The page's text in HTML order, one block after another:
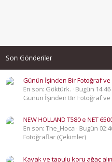
Son Gönderiler
Günün İşinden Bir Fotoğraf ve
En son: Göktürk.
Bugün 14:46
Günün İşinden Bir Fotoğraf ve
NEW HOLLAND T580 e NET
En son: The_Hoca
Bugün
Fotoğraflar (Çekimler)
Kavak ve tapulu koru ağaç